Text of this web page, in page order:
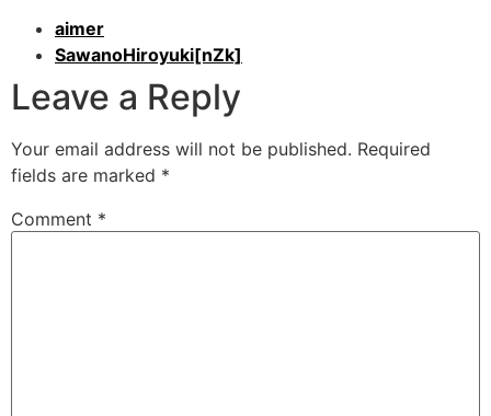
aimer
SawanoHiroyuki[nZk]
Leave a Reply
Your email address will not be published. Required
fields are marked *
Comment *